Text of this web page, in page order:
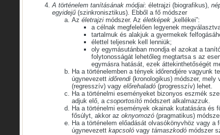
A történelem tanításának módjai: életrajzi (biografikus),
egyidejű(szinkronisztikus). Ebből a fő módszer
Az életrajzi módszer. Az életképek „kellékei”:
a célnak megfelelően legyenek
tartalmuk és alakjuk a gyermekek
élettel teljesnek kell lenniük;
oly egymásutánban mondja el azokat a
folytonosságát lehetőleg megtartsa s az
egymásra hatását, ezek áttekinthetőségét
Ha a történelemben a tények időrendjére vagyunk
úgynevezett időrendi (kronologikus) módszer, mely
(regresszív) vagy előrehaladó (progresszív) lehet.
Ha a történelmi eseményeket bizonyos eszmék
adjuk elő, a csoportosító módszert alkalmazzuk.
Ha a történelmi események okainak kutatására és
fősúlyt, akkor az oknyomozó (pragmatikus)
Ha a történelem előadását olvasókönyvhöz vagy a
úgynevezett kapcsoló vagy támaszkodó módszer